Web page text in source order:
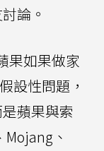
論。
果如果做家
設性問題，
蘋果與索
、